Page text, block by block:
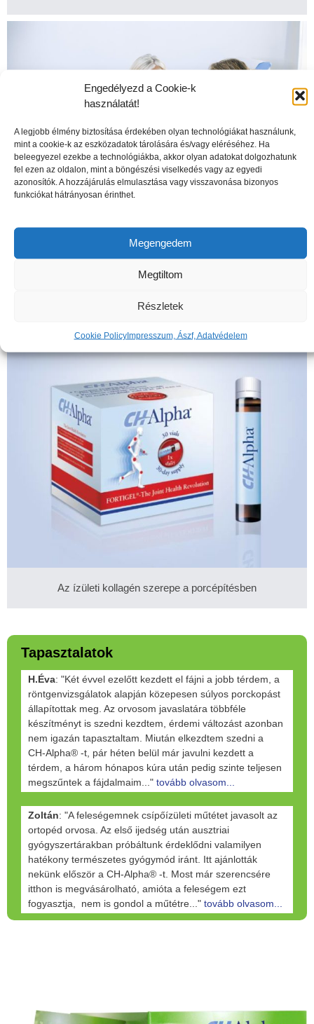
Engedélyezd a Cookie-k
használatát!
A legjobb élmény biztosítása érdekében olyan technológiákat használunk,
mint a cookie-k az eszközadatok tárolására és/vagy eléréséhez. Ha
beleegyezel ezekbe a technológiákba, akkor olyan adatokat dolgozhatunk
fel ezen az oldalon, mint a böngészési viselkedés vagy az egyedi
azonosítók. A hozzájárulás elmulasztása vagy visszavonása bizonyos
funkciókat hátrányosan érinthet.
Megengedem
Megtiltom
Részletek
Cookie PolicyImpresszum, Ászf, Adatvédelem
A csontritkulás veszélyei
Az ízületi kollagén szerepe a porcépítésben
Tapasztalatok
H.Éva: "Két évvel ezelőtt kezdett el fájni a jobb térdem, a
röntgenvizsgálatok alapján közepesen súlyos porckopást
állapítottak meg. Az orvosom javaslatára többféle
készítményt is szedni kezdtem, érdemi változást azonban
nem igazán tapasztaltam. Miután elkezdtem szedni a
CH-Alpha® -t, pár héten belül már javulni kezdett a
térdem, a három hónapos kúra után pedig szinte teljesen
megszűntek a fájdalmaim..." tovább olvasom...
Zoltán: "A feleségemnek csípőízületi műtétet javasolt az
ortopéd orvosa. Az első ijedség után ausztriai
gyógyszertárakban próbáltunk érdeklődni valamilyen
hatékony természetes gyógymód iránt. Itt ajánlották
nekünk először a CH-Alpha® -t. Most már szerencsére
itthon is megvásárolható, amióta a feleségem ezt
fogyasztja, nem is gondol a műtétre..." tovább olvasom...